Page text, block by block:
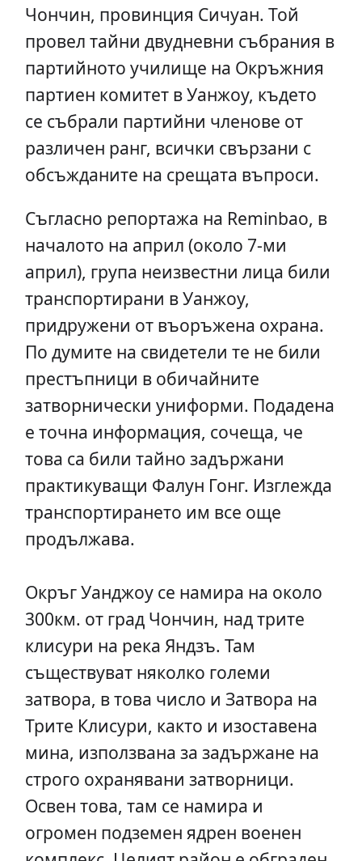
Чончин, провинция Сичуан. Той
провел тайни двудневни събрания в
партийното училище на Окръжния
партиен комитет в Уанжоу, където
се събрали партийни членове от
различен ранг, всички свързани с
обсъжданите на срещата въпроси.
Съгласно репортажа на Reminbao, в
началото на април (около 7-ми
април), група неизвестни лица били
транспортирани в Уанжоу,
придружени от въоръжена охрана.
По думите на свидетели те не били
престъпници в обичайните
затворнически униформи. Подадена
е точна информация, сочеща, че
това са били тайно задържани
практикуващи Фалун Гонг. Изглежда
транспортирането им все още
продължава.
Окръг Уанджоу се намира на около
300км. от град Чончин, над трите
клисури на река Яндзъ. Там
съществуват няколко големи
затвора, в това число и Затвора на
Трите Клисури, както и изоставена
мина, използвана за задържане на
строго охранявани затворници.
Освен това, там се намира и
огромен подземен ядрен военен